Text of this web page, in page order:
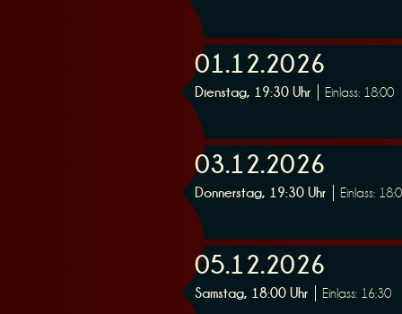
01.12.2026
Dienstag, 19:30 Uhr Einlass: 18:00
03.12.2026
Donnerstag, 19:30 Uhr Einlass:
05.12.2026
Samstag, 18:00 Uhr Einlass: 16:30